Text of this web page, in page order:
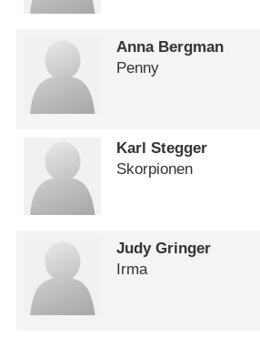
Anna Bergman
Penny
Karl Stegger
Skorpionen
Judy Gringer
Irma